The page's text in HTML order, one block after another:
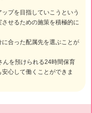
プを目指していこうという
せるための施策を積極的に
合った配属先を選ぶことが
んを預けられる24時間保育
心して働くことができま